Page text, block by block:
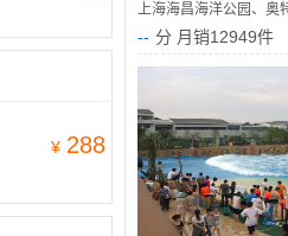
¥ 288
上海海昌海洋公园、奥
-- 分 月销12949件